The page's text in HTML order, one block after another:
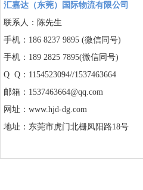
汇嘉达（东莞）国际物流有限公司
联系人：陈先生
手机：186 8237 9895 (微信同号)
手机：189 2825 7895(微信同号)
Q Q：1154523094//1537463664
邮箱：1537463664@qq.com
网址：www.hjd-dg.com
地址：东莞市虎门北栅凤阳路18号